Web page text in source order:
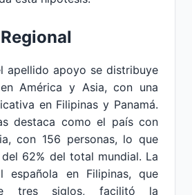
apellido apoyo se distribuye
América y Asia, con una
en Filipinas y Panamá.
destaca como el país con
con 156 personas, lo que
62% del total mundial. La
española en Filipinas, que
tres siglos, facilitó la